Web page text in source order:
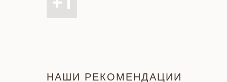
НАШИ РЕКОМЕНДАЦИИ